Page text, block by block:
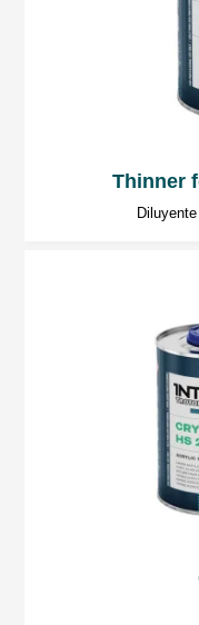
El tiempo
temperatura
µm
Las
aumentan
Secado
10÷15
No superar
Use según
Thinner